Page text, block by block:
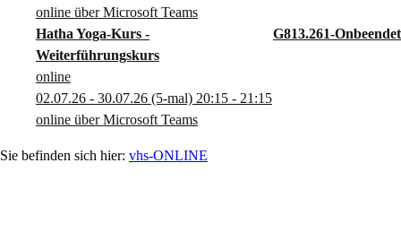
online über Microsoft Teams
Hatha Yoga-Kurs -
Weiterführungskurs
G813.261-On
online
02.07.26 - 30.07.26 (5-mal) 20:15 - 21:15
online über Microsoft Teams
vhs-ONLINE